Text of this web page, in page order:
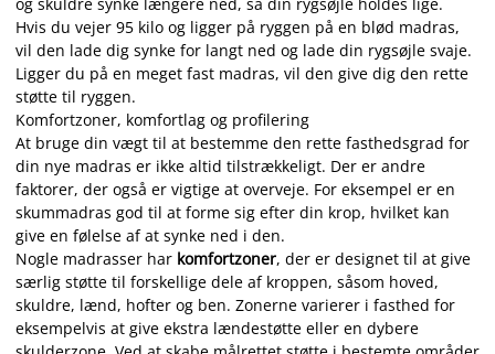
Hvis du vejer 95 kilo og ligger på ryggen på en blød madras,
vil den lade dig synke for langt ned og lade din rygsøjle svaje.
Ligger du på en meget fast madras, vil den give dig den rette
støtte til ryggen.
Komfortzoner, komfortlag og profilering
At bruge din vægt til at bestemme den rette fasthedsgrad for
din nye madras er ikke altid tilstrækkeligt. Der er andre
faktorer, der også er vigtige at overveje. For eksempel er en
skummadras god til at forme sig efter din krop, hvilket kan
give en følelse af at synke ned i den.
Nogle madrasser har komfortzoner, der er designet til at give
særlig støtte til forskellige dele af kroppen, såsom hoved,
skuldre, lænd, hofter og ben. Zonerne varierer i fasthed for
eksempelvis at give ekstra lændestøtte eller en dybere